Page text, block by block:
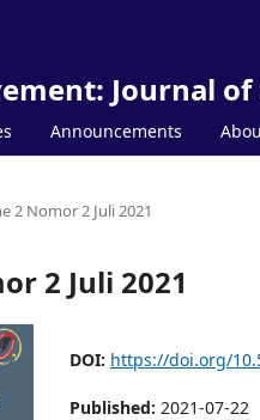
Journal of
Announcements
2 Nomor 2 Juli 2021
2 Juli 2021
DOI: https://doi.org/
Published: 2021-07-22